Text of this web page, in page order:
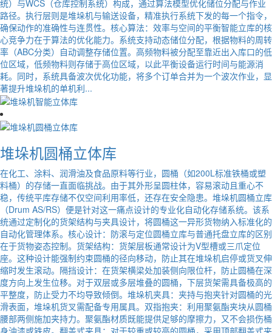
统）与WCS（仓库控制系统）构成，通过算法模型优化储位分配与作业
路径。执行层则是堆垛机与输送设备，精准执行系统下发的每一个指令，
确保动作的准确性与连贯性。核心算法：效率与空间的平衡智能立库的核
心竞争力在于算法的优化能力。系统支持动态储位分配，根据物料的周转
率（ABC分类）自动调整存储位置。高频物料被分配至靠近出入库口的低
位区域，低频物料则存储于高位区域，以此平衡设备运行时间与能源消
耗。同时，系统具备波次优化功能，将多个订单合并为一个波次作业，显
著提升堆垛机的单机利...
堆垛机圆桶立体库
在化工、涂料、润滑油及食品原料等行业，圆桶（如200L标准铁桶或塑
料桶）的存储一直面临挑战。由于其外形呈圆柱体，容易滚动且重心不
稳，传统平库存储不仅空间利用率低，还存在安全隐患。堆垛机圆桶立库
（Drum AS/RS）便是针对这一痛点设计的专业化自动化存储系统。该系
统通过定制化的货架结构与夹具设计，将圆桶这一异形货物纳入标准化的
自动化管理体系。核心设计：防滚与定位圆桶立库与普通托盘立库的区别
在于货物姿态控制。货架结构：货架层板通常设计为V型槽或三爪定位
座。这种设计能强制约束圆桶的径向移动，防止其在堆垛机启停或货叉伸
缩时发生滚动。隔挡设计：在货架横梁处加装侧向限位杆，防止圆桶在深
度方向上发生位移。对于双层或多层堆叠的圆桶，下层货架需具备极高的
平整度，防止受力不均导致倾倒。堆垛机夹具：夹持与抱夹针对圆桶的光
滑表面，堆垛机货叉需配备专用属具。双指抱夹：利用聚氨酯夹块从圆桶
腰部两侧施加夹持力。聚氨酯材质既能提供足够的摩擦力，又不会损伤桶